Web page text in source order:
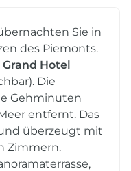
Sie in
des Piemonts.
Grand Hotel
Die
Gehminuten
entfernt. Das
überzeugt mit
Zimmern.